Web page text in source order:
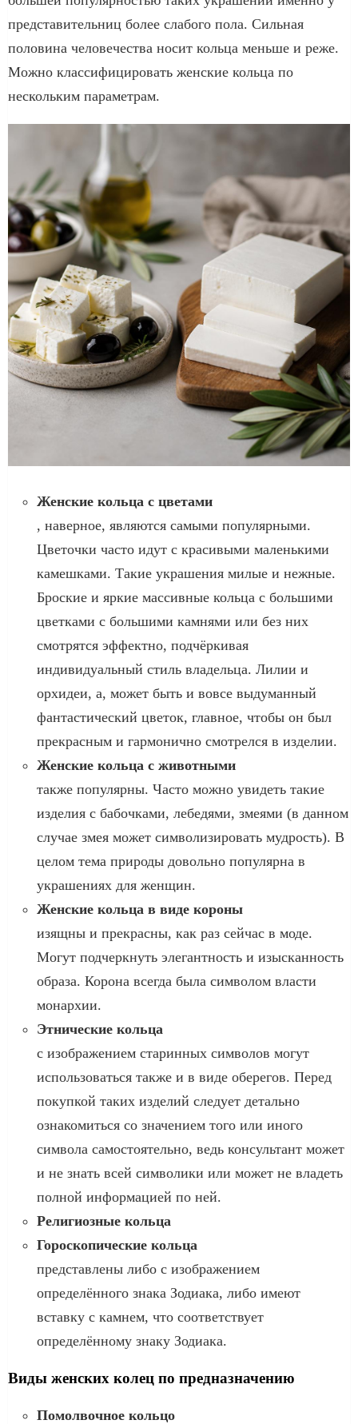
представительниц более слабого пола. Сильная
половина человечества носит кольца меньше и реже.
Можно классифицировать женские кольца по
нескольким параметрам.
Женские кольца с цветами
, наверное, являются самыми популярными.
Цветочки часто идут с красивыми маленькими
камешками. Такие украшения милые и нежные.
Броские и яркие массивные кольца с большими
цветками с большими камнями или без них
смотрятся эффектно, подчёркивая
индивидуальный стиль владельца. Лилии и
орхидеи, а, может быть и вовсе выдуманный
фантастический цветок, главное, чтобы он был
прекрасным и гармонично смотрелся в изделии.
Женские кольца с животными
также популярны. Часто можно увидеть такие
изделия с бабочками, лебедями, змеями (в данном
случае змея может символизировать мудрость). В
целом тема природы довольно популярна в
украшениях для женщин.
Женские кольца в виде короны
изящны и прекрасны, как раз сейчас в моде.
Могут подчеркнуть элегантность и изысканность
образа. Корона всегда была символом власти
монархии.
Этнические кольца
с изображением старинных символов могут
использоваться также и в виде оберегов. Перед
покупкой таких изделий следует детально
ознакомиться со значением того или иного
символа самостоятельно, ведь консультант может
и не знать всей символики или может не владеть
полной информацией по ней.
Религиозные кольца
Гороскопические кольца
представлены либо с изображением
определённого знака Зодиака, либо имеют
вставку с камнем, что соответствует
определённому знаку Зодиака.
Виды женских колец по предназначению
Помолвочное кольцо